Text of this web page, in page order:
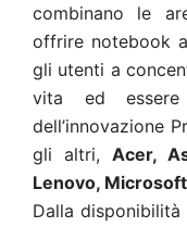
combinano le
offrire notebook
gli utenti a
vita ed
dell’innovazione
gli altri, Acer,
Lenovo,
Dalla